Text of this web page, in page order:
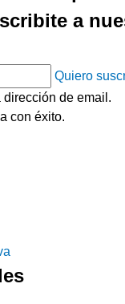
a
Quiero
dirección de email.
con éxito.